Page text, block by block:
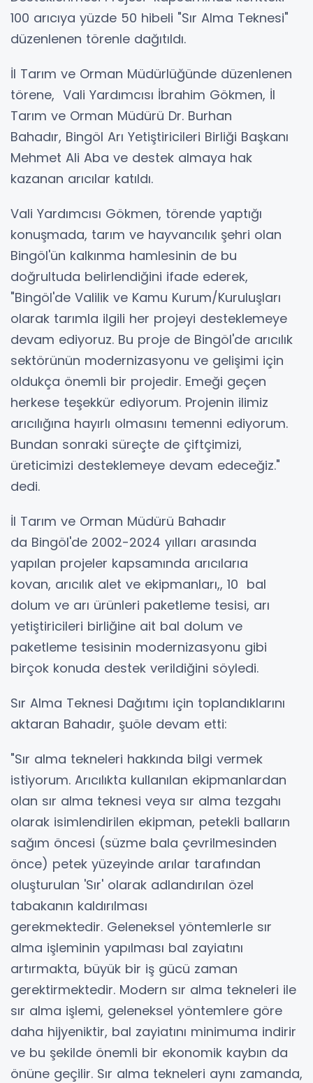
100 arıcıya yüzde 50 hibeli "Sır Alma Teknesi"
düzenlenen törenle dağıtıldı.
İl Tarım ve Orman Müdürlüğünde düzenlenen
törene, Vali Yardımcısı İbrahim Gökmen, İl
Tarım ve Orman Müdürü Dr. Burhan
Bahadır, Bingöl Arı Yetiştiricileri Birliği Başkanı
Mehmet Ali Aba ve destek almaya hak
kazanan arıcılar katıldı.
Vali Yardımcısı Gökmen, törende yaptığı
konuşmada, tarım ve hayvancılık şehri olan
Bingöl'ün kalkınma hamlesinin de bu
doğrultuda belirlendiğini ifade ederek,
"Bingöl'de Valilik ve Kamu Kurum/Kuruluşları
olarak tarımla ilgili her projeyi desteklemeye
devam ediyoruz. Bu proje de Bingöl'de arıcılık
sektörünün modernizasyonu ve gelişimi için
oldukça önemli bir projedir. Emeği geçen
herkese teşekkür ediyorum. Projenin ilimiz
arıcılığına hayırlı olmasını temenni ediyorum.
Bundan sonraki süreçte de çiftçimizi,
üreticimizi desteklemeye devam edeceğiz."
dedi.
İl Tarım ve Orman Müdürü Bahadır
da Bingöl'de 2002-2024 yılları arasında
yapılan projeler kapsamında arıcılarıa
kovan, arıcılık alet ve ekipmanları,, 10 bal
dolum ve arı ürünleri paketleme tesisi, arı
yetiştiricileri birliğine ait bal dolum ve
paketleme tesisinin modernizasyonu gibi
birçok konuda destek verildiğini söyledi.
Sır Alma Teknesi Dağıtımı için toplandıklarını
aktaran Bahadır, şuöle devam etti:
"Sır alma tekneleri hakkında bilgi vermek
istiyorum. Arıcılıkta kullanılan ekipmanlardan
olan sır alma teknesi veya sır alma tezgahı
olarak isimlendirilen ekipman, petekli balların
sağım öncesi (süzme bala çevrilmesinden
önce) petek yüzeyinde arılar tarafından
oluşturulan 'Sır' olarak adlandırılan özel
tabakanın kaldırılması
gerekmektedir. Geleneksel yöntemlerle sır
alma işleminin yapılması bal zayiatını
artırmakta, büyük bir iş gücü zaman
gerektirmektedir. Modern sır alma tekneleri ile
sır alma işlemi, geleneksel yöntemlere göre
daha hijyeniktir, bal zayiatını minimuma indirir
ve bu şekilde önemli bir ekonomik kaybın da
önüne geçilir. Sır alma tekneleri aynı zamanda,